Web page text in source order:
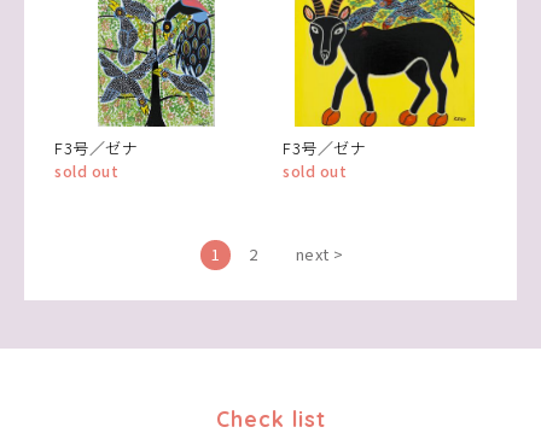
F3号／ゼナ
sold out
F3号／ゼナ
sold out
1 2 next >
Check list